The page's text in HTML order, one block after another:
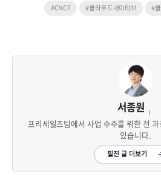
#CNCF #클라우드네이티브 #
서종원
프리세일즈팀에서 사업 수주를 위한 전
있습니다.
필진 글 더보기